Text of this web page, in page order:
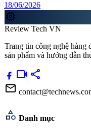
18/06/2026
memory
Review Tech VN
Trang tin công nghệ hàng
sản phẩm và hướng dẫn
videocam share
mail
category Danh mục